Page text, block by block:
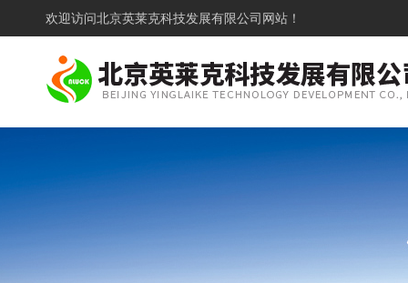
欢迎访问北京英莱克科技发展有限公司网站！